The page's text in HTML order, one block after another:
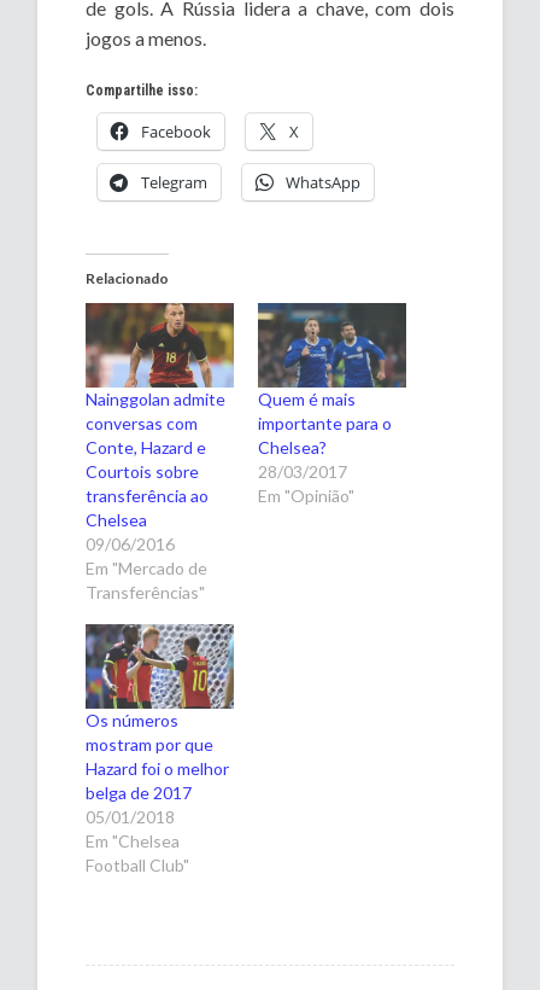
de gols. A Rússia lidera a chave, com dois
jogos a menos.
Compartilhe isso:
Facebook X
Telegram WhatsApp
Relacionado
Nainggolan admite
conversas com
Conte, Hazard e
Courtois sobre
transferência ao
Chelsea
09/06/2016
Em "Mercado de
Transferências"
Quem é mais
importante para o
Chelsea?
28/03/2017
Em "Opinião"
Os números
mostram por que
Hazard foi o melhor
belga de 2017
05/01/2018
Em "Chelsea
Football Club"